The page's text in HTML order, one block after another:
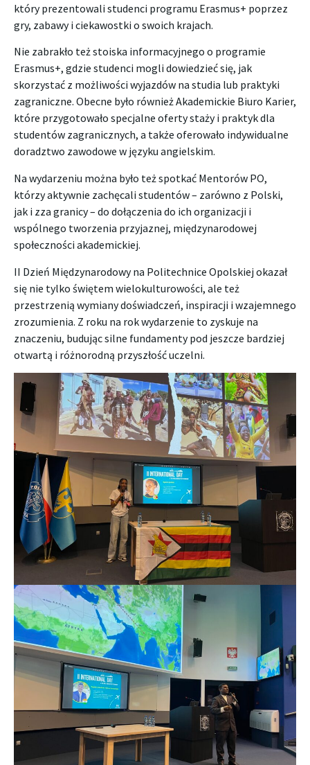
który prezentowali studenci programu Erasmus+ poprzez
gry, zabawy i ciekawostki o swoich krajach.
Nie zabrakło też stoiska informacyjnego o programie
Erasmus+, gdzie studenci mogli dowiedzieć się, jak
skorzystać z możliwości wyjazdów na studia lub praktyki
zagraniczne. Obecne było również Akademickie Biuro Karier,
które przygotowało specjalne oferty staży i praktyk dla
studentów zagranicznych, a także oferowało indywidualne
doradztwo zawodowe w języku angielskim.
Na wydarzeniu można było też spotkać Mentorów PO,
którzy aktywnie zachęcali studentów – zarówno z Polski,
jak i zza granicy – do dołączenia do ich organizacji i
wspólnego tworzenia przyjaznej, międzynarodowej
społeczności akademickiej.
II Dzień Międzynarodowy na Politechnice Opolskiej okazał
się nie tylko świętem wielokulturowości, ale też
przestrzenią wymiany doświadczeń, inspiracji i wzajemnego
zrozumienia. Z roku na rok wydarzenie to zyskuje na
znaczeniu, budując silne fundamenty pod jeszcze bardziej
otwartą i różnorodną przyszłość uczelni.